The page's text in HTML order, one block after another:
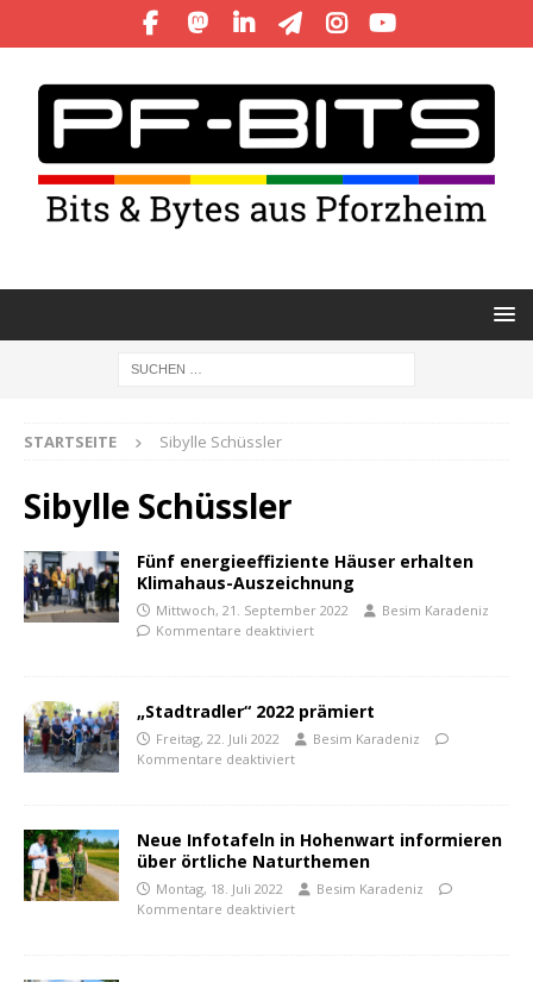
STARTSEITE Sibylle Schüssler
Sibylle Schüssler
Fünf energieeffiziente Häuser erhalten
Klimahaus-Auszeichnung
Mittwoch, 21. September 2022
Besim Karadeniz
Kommentare deaktiviert
„Stadtradler“ 2022 prämiert
Freitag, 22. Juli 2022
Besim Karadeniz
Kommentare deaktiviert
Neue Infotafeln in Hohenwart informieren
über örtliche Naturthemen
Montag, 18. Juli 2022
Besim Karadeniz
Kommentare deaktiviert